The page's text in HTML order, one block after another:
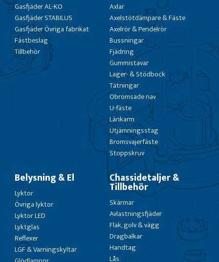
Gasfjäder AL-KO
Gasfjäder STABILUS
Gasfjäder Övriga fabrikat
Fästbeslag
Tillbehör
Axlar
Axelstötdämpare & Fäste
Axelrör & Pendelrör
Bussningar
Fjädring
Gummistavar
Lager- & Stödbock
Tätningar
Obromsade nav
U-fäste
Länkarm
Utjämningsstag
Bromsvajerfäste
Stoppskruv
Belysning & El
Lyktor
Övriga lyktor
Lyktor LED
Lyktglas
Reflexer
LGF & Varningskyltar
Chassidetaljer &
Tillbehör
Skärmar
Avlastningsfjäder
Flak, golv & vägg
Dragbalkar
Handtag
Lås